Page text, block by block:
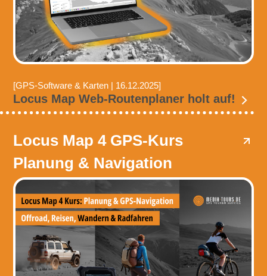
[GPS-Software & Karten | 16.12.2025]
Locus Map Web-Routenplaner holt auf!
Locus Map 4 GPS-Kurs
Planung & Navigation